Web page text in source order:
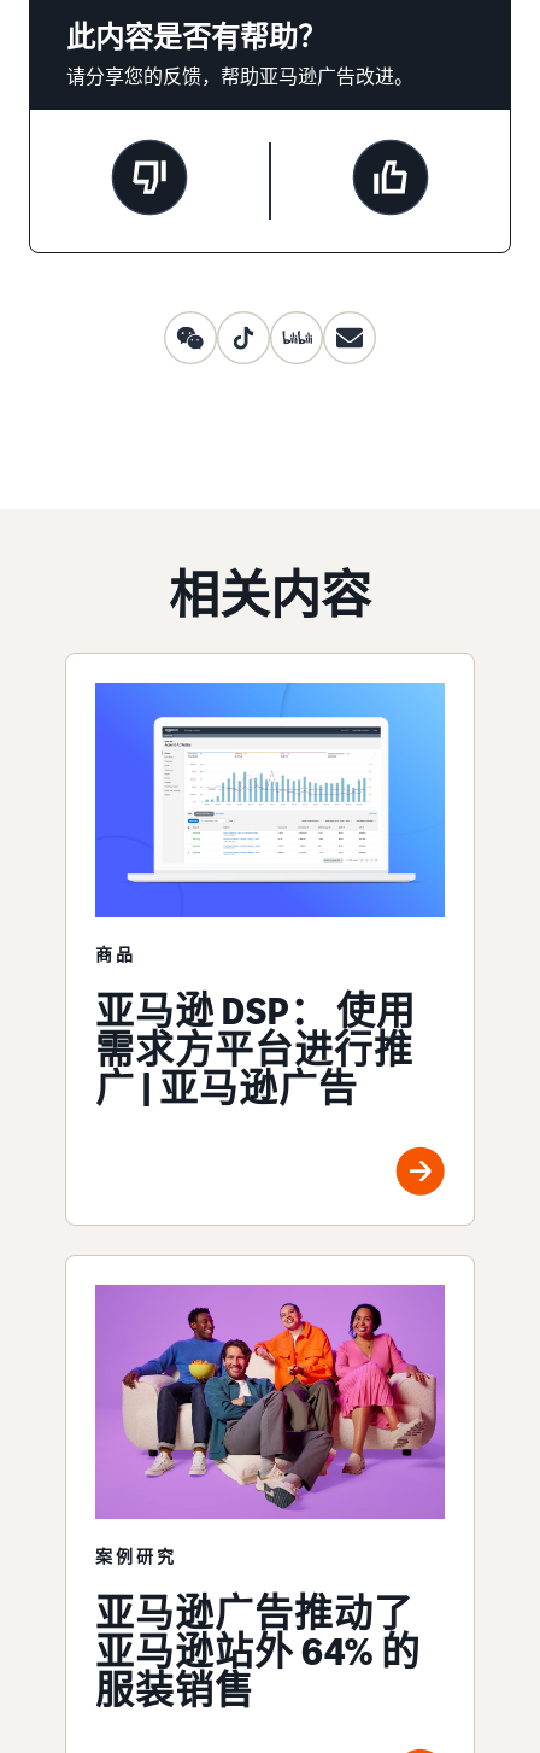
此内容是否有帮助？
请分享您的反馈，帮助亚马逊广告改进。
相关内容
商品
亚马逊 DSP： 使用
需求方平台进行推
广 | 亚马逊广告
案例研究
亚马逊广告推动了
亚马逊站外 64% 的
服装销售